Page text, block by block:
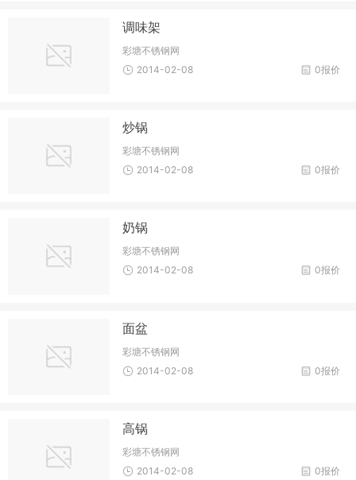
调味架
彩塘不锈钢网
0报价
2014-02-08
炒锅
彩塘不锈钢网
0报价
2014-02-08
奶锅
彩塘不锈钢网
0报价
2014-02-08
面盆
彩塘不锈钢网
0报价
2014-02-08
高锅
彩塘不锈钢网
0报价
2014-02-08